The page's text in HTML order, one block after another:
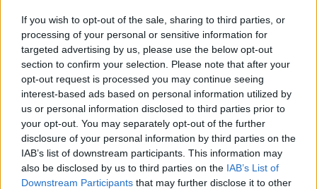
If you wish to opt-out of the sale, sharing to third parties, or
processing of your personal or sensitive information for
targeted advertising by us, please use the below opt-out
section to confirm your selection. Please note that after your
opt-out request is processed you may continue seeing
interest-based ads based on personal information utilized by
us or personal information disclosed to third parties prior to
your opt-out. You may separately opt-out of the further
disclosure of your personal information by third parties on the
IAB’s list of downstream participants. This information may
also be disclosed by us to third parties on the IAB’s List of
Downstream Participants that may further disclose it to other
Kritiku globalizace vede levice
22.9.2000 17:55 | PRAHA (EkoList)
Na Kontrasamitu vOKD Vltavská, který pořádáIniciativa proti
ekonomické globalizaci (INPEG) , dnes vystoupili se svými
přednáškami George Caffentzis a Mark Kingwell. Caffentzis
radikálním požadavkem na zrušení
Světové banky
Mezinárodního měnového fondunavázal na přednášku americké
profesorky a filozofky Silvie Federici, o které Ekolist informoval
dnes dopoledne. A poukázal na historii Hnutí proti globalizaci,
které bylo již od počátku spojeno s iniciativami dělnické třídy a
antikoloniálními programy.